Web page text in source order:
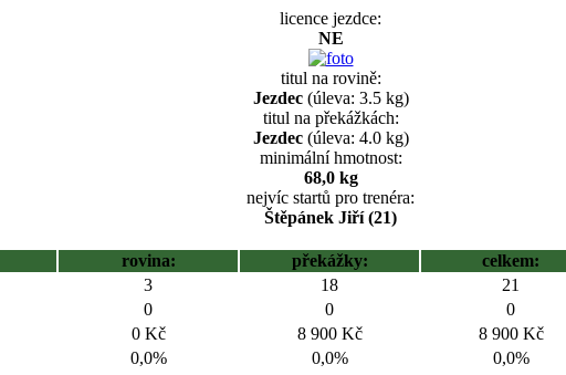
licence jezdce:
NE
titul na rovině:
Jezdec(úleva: 3.5 kg)
titul na překážkách:
Jezdec(úleva: 4.0 kg)
minimální hmotnost:
68,0 kg
nejvíc startů pro trenéra:
Štěpánek Jiří (21)
rovina: překážky:
celkem:
3 18
21
0 0
0
0 Kč 8 900 Kč
8 900 Kč
0,0% 0,0%
0,0%